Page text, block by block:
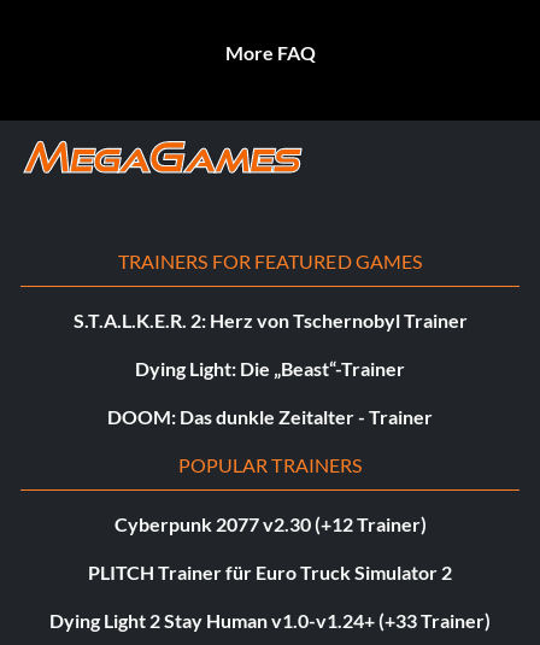
More FAQ
TRAINERS FOR FEATURED GAMES
S.T.A.L.K.E.R. 2: Herz von Tschernobyl Trainer
Dying Light: Die „Beast“-Trainer
DOOM: Das dunkle Zeitalter - Trainer
POPULAR TRAINERS
Cyberpunk 2077 v2.30 (+12 Trainer)
PLITCH Trainer für Euro Truck Simulator 2
Dying Light 2 Stay Human v1.0-v1.24+ (+33 Trainer)